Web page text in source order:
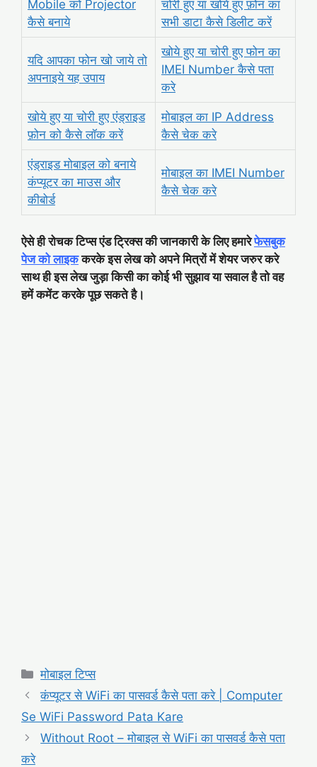
Mobile को Projector
कैसे बनाये
चोरी हुए या खोये हुए फ़ोन का
सभी डाटा कैसे डिलीट करें
यदि आपका फोन खो जाये तो
अपनाइये यह उपाय
खोये हुए या चोरी हुए फोन का
IMEI Number कैसे पता
करे
खोये हुए या चोरी हुए एंड्राइड
फ़ोन को कैसे लॉक करें
मोबाइल का IP Address
कैसे चेक करे
एंड्राइड मोबाइल को बनाये
कंप्यूटर का माउस और
कीबोर्ड
मोबाइल का IMEI Number
कैसे चेक करे
ऐसे ही रोचक टिप्स एंड ट्रिक्स की जानकारी के लिए हमारेफेसबुक
पेज को लाइककरके इस लेख को अपने मित्रों में शेयर जरुर करे
साथ ही इस लेख जुड़ा किसी का कोई भी सुझाव या सवाल है तो वह
हमें कमेंट करके पूछ सकते है।
Categories
मोबाइल टिप्स
कंप्यूटर से WiFi का पासवर्ड कैसे पता करे | Computer
Se WiFi Password Pata Kare
Without Root – मोबाइल से WiFi का पासवर्ड कैसे पता
करे